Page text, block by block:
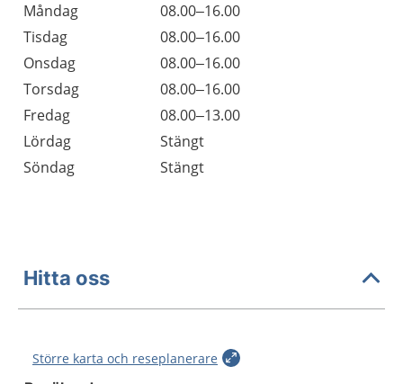
Dag
Öppettider
Kommentarer
Måndag
08.00–16.00
Tisdag
08.00–16.00
Onsdag
08.00–16.00
Torsdag
08.00–16.00
Fredag
08.00–13.00
Lördag
Stängt
Söndag
Stängt
Hitta oss
Större karta och reseplanerare